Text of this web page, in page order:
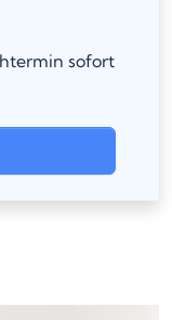
sofort